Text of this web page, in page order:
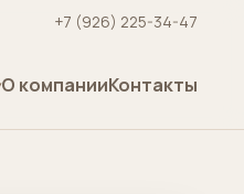
+7 (926) 225-34-47
О компанииКонтакты